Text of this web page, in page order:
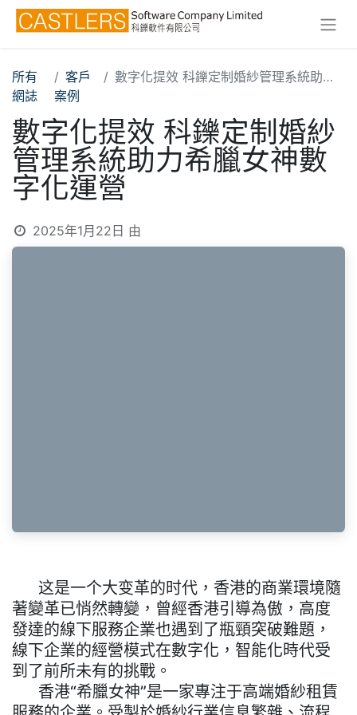
所有
網誌
客戶
案例
數字化提效 科鑠定制婚紗管理系統助力希臘女神數字化運營
數字化提效 科鑠定制婚紗
管理系統助力希臘女神數
字化運營
2025年1月22日 由
这是一个大变革的时代，香港的商業環境隨
著變革已悄然轉變，曾經香港引導為傲，高度
發達的線下服務企業也遇到了瓶頸突破難題，
線下企業的經營模式在數字化，智能化時代受
到了前所未有的挑戰。
​香港“希臘女神”是一家專注于高端婚紗租賃